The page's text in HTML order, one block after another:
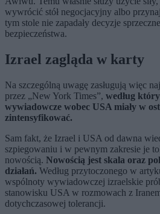
wywrócić stół negocjacyjny albo
tym stole nie zapadały decyzje
bezpieczeństwa.
Izrael zagląda w karty
Na szczególną uwagę zasługują więc
przez „New York Times”, według
wywiadowcze wobec USA miały w
zintensyfikować.
Sam fakt, że Izrael i USA od dawna
szpiegowaniu i w pewnym zakresie je
nowością. Nowością jest skala oraz
działań. Według przytoczonego w
wspólnoty wywiadowczej izraelskie
stanowisku USA w rozmowach z
dotychczasowej tolerancji.